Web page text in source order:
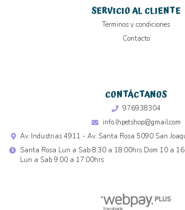
SERVICIO AL CLIENTE
Terminos y condiciones
Contacto
CONTÁCTANOS
976938304
info.lhpetshop@gmail.com
Av. Industrias 4911 - Av. Santa Rosa 5090 San
Santa Rosa Lun a Sab 8:30 a 18:00hrs Dom 10 a
Lun a Sab 9:00 a 17:00hrs